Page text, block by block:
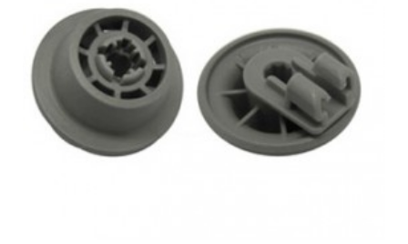
FAGOR, LJ-043
FAGOR, LJ-043X
FAGOR, LJ054
FAGOR, LJ-054X 926110245 112003198
FAGOR, LJ064
FAGOR, LJ-054X 926110245 112003198